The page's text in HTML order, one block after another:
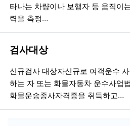
타나는 차량이나 보행자 등 움직이
력을 측정…
검사대상
등록일
조회
신규검사 대상자신규로 여객운수
하는 자 또는 화물자동차 운수사업
화물운송종사자격증을 취득하고…